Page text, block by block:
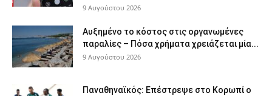
9 Αυγούστου 2026
Αυξημένο το κόστος στις οργανωμένες
παραλίες – Πόσα χρήματα χρειάζεται μία...
9 Αυγούστου 2026
Παναθηναϊκός: Επέστρεψε στο Κορωπί ο